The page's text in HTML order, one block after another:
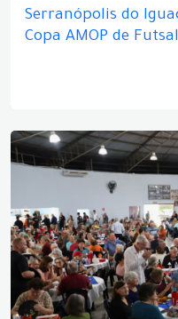
Serranópolis do
Copa AMOP de Futsal